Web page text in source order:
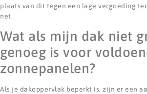
plaats van dit tegen een lage vergoeding
net.
Wat als mijn dak niet
genoeg is voor
zonnepanelen?
Als je dakoppervlak beperkt is, zijn er een